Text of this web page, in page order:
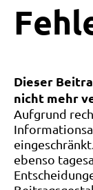
Dieser
nicht mehr
Aufgrund
ebenso